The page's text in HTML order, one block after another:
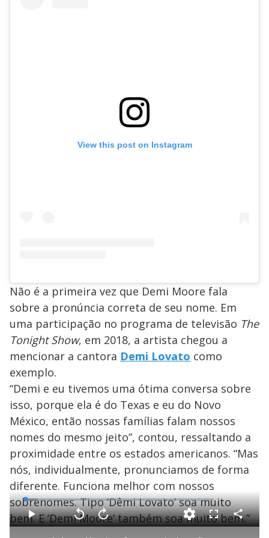
View this post on Instagram
Não é a primeira vez que Demi Moore fala
sobre a pronúncia correta de seu nome. Em
uma participação no programa de televisão The
Tonight Show, em 2018, a artista chegou a
mencionar a cantora Demi Lovato como
exemplo.
“Demi e eu tivemos uma ótima conversa sobre
isso, porque ela é do Texas e eu do Novo
México, então nossas famílias falam nossos
nomes do mesmo jeito”, contou, ressaltando a
proximidade entre os estados americanos. “Mas
nós, individualmente, pronunciamos de forma
diferente. Funciona melhor com nossos
sobrenomes. Tipo ‘Dêmi Lovato’ soa muito
bem. E ‘Demí Moore’ também soa muito bem.”
P V A
L
o
a
d
e F C
o